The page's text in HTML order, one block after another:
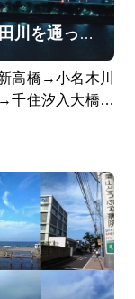
大横川・小名木川・隅田川を通って北千住まで
橋→小名木川
千住汐入大橋→
ら両国の鉄道橋